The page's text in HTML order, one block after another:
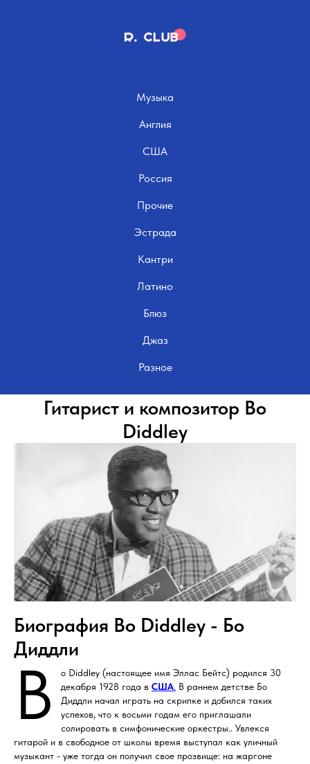
Музыка
Англия
США
Россия
Прочие
Эстрада
Кантри
Латино
Блюз
Джаз
Разное
Гитарист и композитор Bo
Diddley
Биография Bo Diddley - Бо
Диддли
B
o Diddley (настоящее имя Эллас Бейтс) родился 30
декабря 1928 года в США. В раннем детстве Бо
Диддли начал играть на скрипке и добился таких
успехов, что к восьми годам его приглашали
солировать в симфонические оркестры.. Увлекся
гитарой и в свободное от школы время выступал как уличный
музыкант - уже тогда он получил свое прозвище: на жаргоне